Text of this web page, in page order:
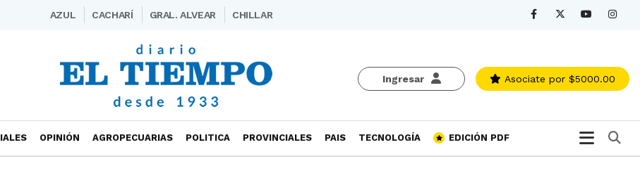
AZUL CACHARÍ GRAL. ALVEAR CHILLAR
Ingresar Asociate por $5000.00
OPINIÓN AGROPECUARIAS POLITICA PROVINCIALES PAIS TECNOLOGÍA EDICIÓN PDF